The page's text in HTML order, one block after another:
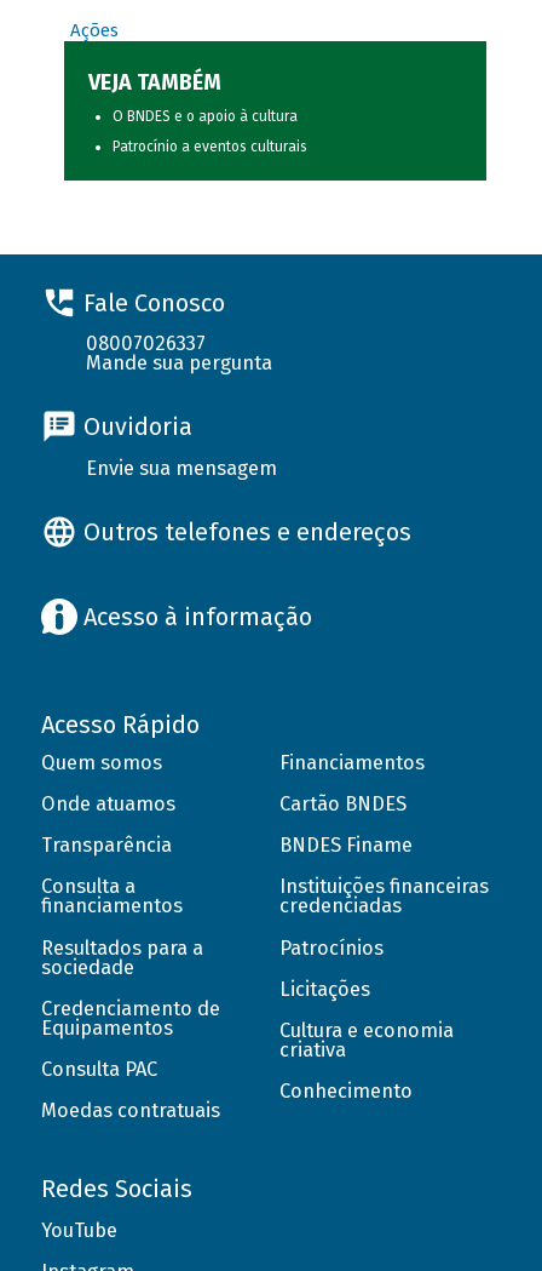
Ações
VEJA TAMBÉM
O BNDES e o apoio à cultura
Patrocínio a eventos culturais
Fale Conosco
08007026337
Mande sua pergunta
Ouvidoria
Envie sua mensagem
Outros telefones e endereços
Acesso à informação
Acesso Rápido
Quem somos
Onde atuamos
Transparência
Consulta a
financiamentos
Resultados para a
sociedade
Credenciamento de
Equipamentos
Consulta PAC
Moedas contratuais
Financiamentos
Cartão BNDES
BNDES Finame
Instituições financeiras
credenciadas
Patrocínios
Licitações
Cultura e economia
criativa
Conhecimento
Redes Sociais
YouTube